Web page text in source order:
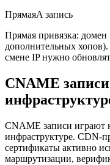
ПрямаяA запись
Прямая привязка:
дополнительных
смене IP нужно
CNAME
CNAME записи играют
инфраструктуре. CDN-
сертификаты активно
маршрутизации,